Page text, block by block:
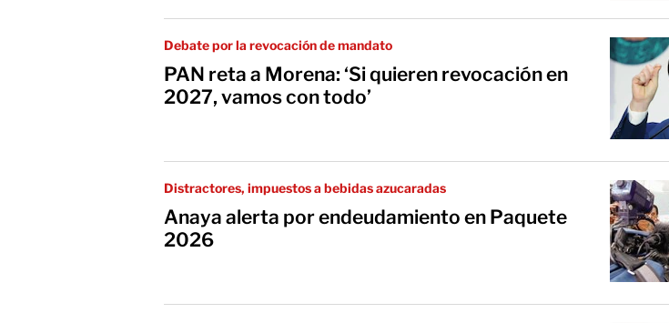
Debate por la revocación de mandato
PAN reta a Morena: ‘Si quieren revocación en
2027, vamos con todo’
Distractores, impuestos a bebidas azucaradas
Anaya alerta por endeudamiento en Paquete
2026